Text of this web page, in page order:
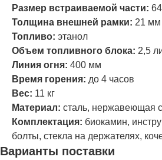
Размер встраиваемой части:
Толщина внешней рамки: 21 мм
Топливо: этанол
Объем топливного блока: 2,5
Линия огня: 400 мм
Время горения: до 4 часов
Вес: 11 кг
Материал: сталь, нержавеющая
Комплектация: биокамин,
болты, стекла на держателях,
Варианты поставки